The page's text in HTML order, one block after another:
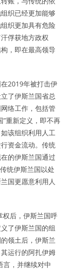
织已经更加能够
织更加具有危险
俘获地方政权
，即在最高领导
2019年被打击伊
了伊斯兰国省总
络工作，包括管
”重新定义，即不再
该组织利用人工
资金流动。传统
的伊斯兰国通过
统伊斯兰国以处
国更愿意利用人
权后，伊斯兰国呼
了伊斯兰国的组
领土后，伊斯兰
运行的阿扎伊姆
，并继续对中